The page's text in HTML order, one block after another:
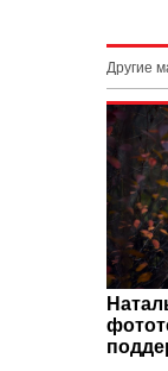
Другие